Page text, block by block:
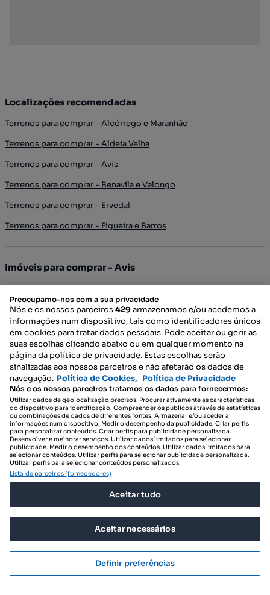
Localizações recomendadas
Terrenos para comprar - Alcórrego e Maranhão
Terrenos para comprar - Aldeia Velha
Terrenos para comprar - Avis
Terrenos para comprar - Benavila e Valongo
Terrenos para comprar - Ervedal
Terrenos para comprar - Figueira e Barros
Imóveis para comprar - Avis
Apartamentos para comprar - Avis
T0 para comprar - Avis
Moradias para comprar - Avis
Espaços comerciais para comprar - Avis
Escritórios para comprar - Avis
Armazéns para comprar - Avis
Garagens para comprar - Avis
Villa para comprar - Avis
Penthouse para comprar - Avis
Imóveis para arrendar - Avis
Apartamentos para arrendar - Avis
T0 para arrendar - Avis
Moradias para arrendar - Avis
Quartos para arrendar - Avis
Preocupamo-nos com a sua privacidade
Nós e os nossos parceiros429armazenamos e/ou acedemos a
informações num dispositivo, tais como identificadores únicos
em cookies para tratar dados pessoais. Pode aceitar ou gerir as
suas escolhas clicando abaixo ou em qualquer momento na
página da política de privacidade. Estas escolhas serão
sinalizadas aos nossos parceiros e não afetarão os dados de
navegação. Política de Cookies, Política de Privacidade
Nós e os nossos parceiros tratamos os dados para fornecermos:
Utilizar dados de geolocalização precisos. Procurar ativamente as características
do dispositivo para identificação. Compreender os públicos através de estatísticas
ou combinações de dados de diferentes fontes. Armazenar e/ou aceder a
informações num dispositivo. Medir o desempenho da publicidade. Criar perfis
para personalizar conteúdos. Criar perfis para publicidade personalizada.
Desenvolver e melhorar serviços. Utilizar dados limitados para selecionar
publicidade. Medir o desempenho dos conteúdos. Utilizar dados limitados para
selecionar conteúdos. Utilizar perfis para selecionar publicidade personalizada.
Utilizar perfis para selecionar conteúdos personalizados.
Lista de parceiros (fornecedores)
Aceitar tudo
Aceitar necessários
Definir preferências